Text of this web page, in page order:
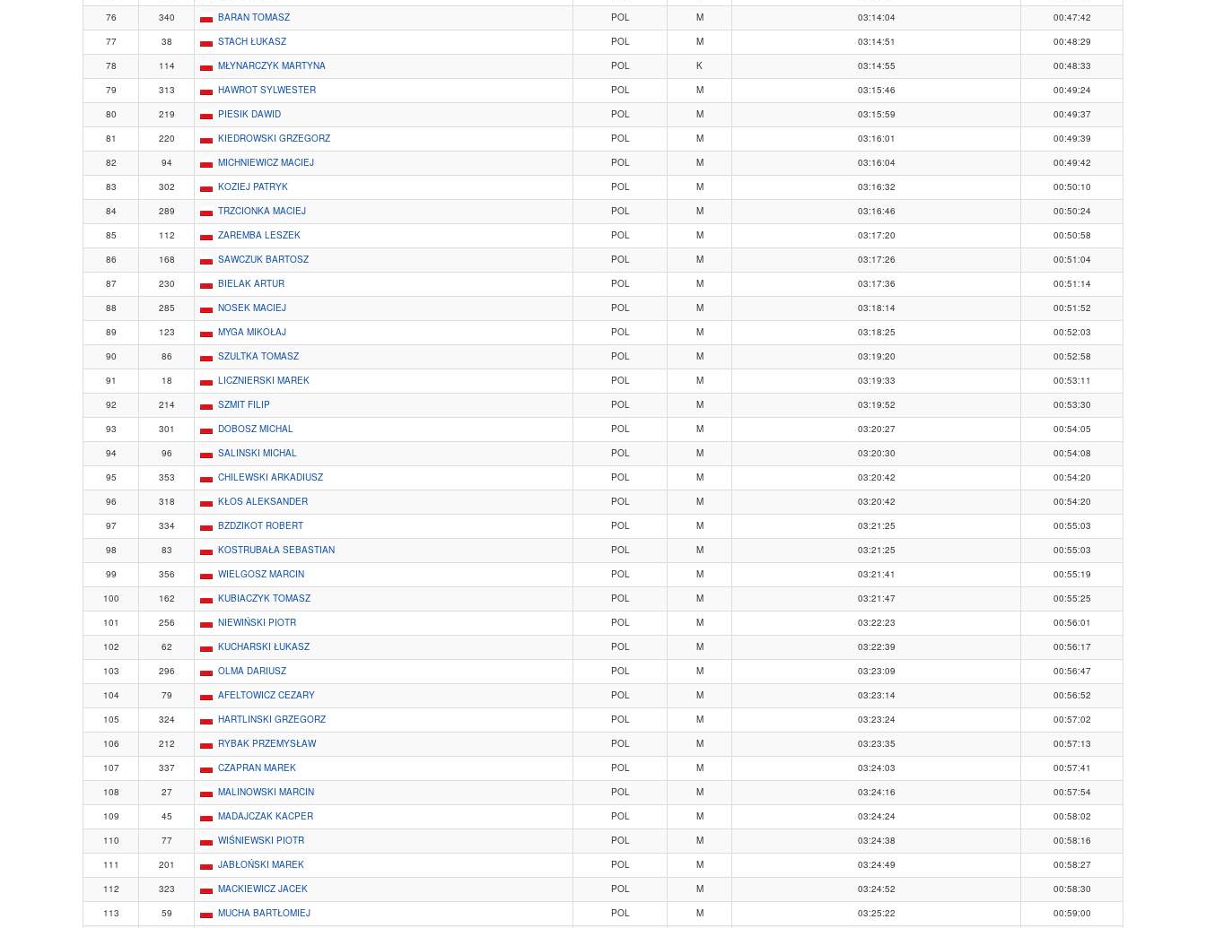
76
340 BARAN TOMASZ POL M 03:14:04
00:47:42
77
38 STACH ŁUKASZ POL M 03:14:51
00:48:29
78
114 MŁYNARCZYK MARTYNA POL K 03:14:55
00:48:33
79
313 HAWROT SYLWESTER POL M 03:15:46
00:49:24
80
219 PIESIK DAWID POL M 03:15:59
00:49:37
81
220 KIEDROWSKI GRZEGORZ POL M 03:16:01
00:49:39
82
94 MICHNIEWICZ MACIEJ POL M 03:16:04
00:49:42
83
302 KOZIEJ PATRYK POL M 03:16:32
00:50:10
84
289 TRZCIONKA MACIEJ POL M 03:16:46
00:50:24
85
112 ZAREMBA LESZEK POL M 03:17:20
00:50:58
86
168 SAWCZUK BARTOSZ POL M 03:17:26
00:51:04
87
230 BIELAK ARTUR POL M 03:17:36
00:51:14
88
285 NOSEK MACIEJ POL M 03:18:14
00:51:52
89
123 MYGA MIKOŁAJ POL M 03:18:25
00:52:03
90
86 SZULTKA TOMASZ POL M 03:19:20
00:52:58
91
18 LICZNIERSKI MAREK POL M 03:19:33
00:53:11
92
214 SZMIT FILIP POL M 03:19:52
00:53:30
93
301 DOBOSZ MICHAL POL M 03:20:27
00:54:05
94
96 SALINSKI MICHAL POL M 03:20:30
00:54:08
95
353 CHILEWSKI ARKADIUSZ POL M 03:20:42
00:54:20
96
318 KŁOS ALEKSANDER POL M 03:20:42
00:54:20
97
334 BZDZIKOT ROBERT POL M 03:21:25
00:55:03
98
83 KOSTRUBAŁA SEBASTIAN POL M 03:21:25
00:55:03
99
356 WIELGOSZ MARCIN POL M 03:21:41
00:55:19
100
162 KUBIACZYK TOMASZ POL M 03:21:47
00:55:25
101
256 NIEWIŃSKI PIOTR POL M 03:22:23
00:56:01
102
62 KUCHARSKI ŁUKASZ POL M 03:22:39
00:56:17
103
296 OLMA DARIUSZ POL M 03:23:09
00:56:47
104
79 AFELTOWICZ CEZARY POL M 03:23:14
00:56:52
105
324 HARTLINSKI GRZEGORZ POL M 03:23:24
00:57:02
106
212 RYBAK PRZEMYSŁAW POL M 03:23:35
00:57:13
107
337 CZAPRAN MAREK POL M 03:24:03
00:57:41
108
27 MALINOWSKI MARCIN POL M 03:24:16
00:57:54
109
45 MADAJCZAK KACPER POL M 03:24:24
00:58:02
110
77 WIŚNIEWSKI PIOTR POL M 03:24:38
00:58:16
111
201 JABŁOŃSKI MAREK POL M 03:24:49
00:58:27
112
323 MACKIEWICZ JACEK POL M 03:24:52
00:58:30
113
59 MUCHA BARTŁOMIEJ POL M 03:25:22 00:59:00